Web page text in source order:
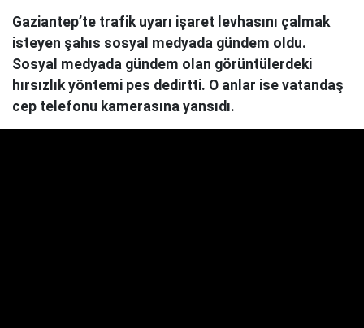
Gaziantep’te trafik uyarı işaret levhasını çalmak
isteyen şahıs sosyal medyada gündem oldu.
Sosyal medyada gündem olan görüntülerdeki
hırsızlık yöntemi pes dedirtti. O anlar ise vatandaş
cep telefonu kamerasına yansıdı.